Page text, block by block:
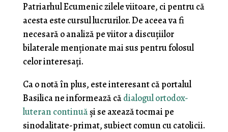
Patriarhul Ecumenic zilele viitoare, ci pentru că
acesta este cursul lucrurilor. De aceea va fi
necesară o analiză pe viitor a discuțiilor
bilaterale menționate mai sus pentru folosul
celor interesați.
Ca o notă în plus, este interesant că portalul
Basilica ne informează cădialogul ortodox-
luteran continuăși se axează tocmai pe
sinodalitate-primat, subiect comun cu catolicii.